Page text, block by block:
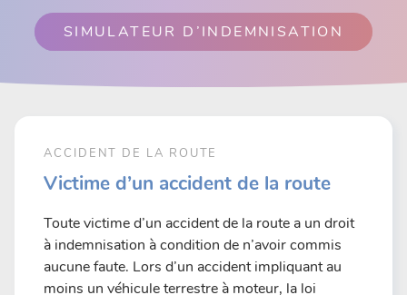
SIMULATEUR D’INDEMNISATION
ACCIDENT DE LA ROUTE
Victime d’un accident de la route
Toute victime d’un accident de la route a un droit
à indemnisation à condition de n’avoir commis
aucune faute. Lors d’un accident impliquant au
moins un véhicule terrestre à moteur, la loi